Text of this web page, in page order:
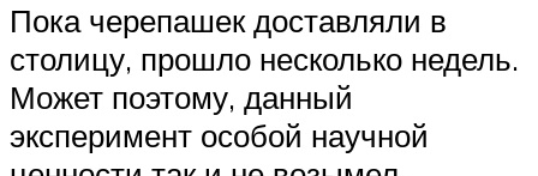
Пока черепашек доставляли в
столицу, прошло несколько недель.
Может поэтому, данный
эксперимент особой научной